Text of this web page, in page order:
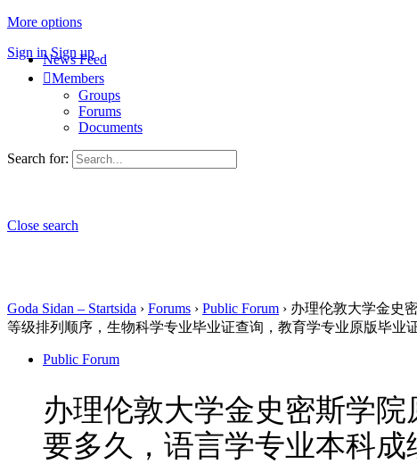
More options
Sign in Sign up
News Feed
Members
Groups
Forums
Documents
Search for:
Close search
Goda Sidan – Startsida › Forums › Public Forum › 办理伦敦大学金史
等级排列顺序，生物科学专业毕业证查询，教育学专业原版毕
Public Forum
办理伦敦大学金史密斯学
要多久，语言学专业本科